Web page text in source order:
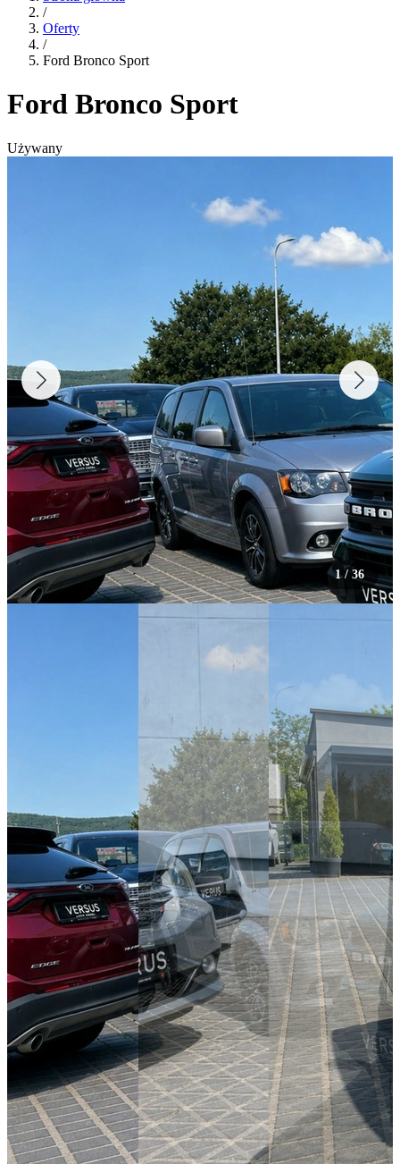
/
Oferty
/
Ford Bronco Sport
Ford Bronco Sport
Używany
1/ 36